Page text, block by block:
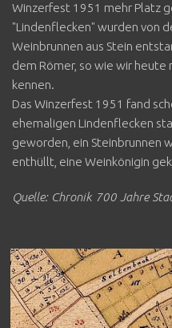
Winzerfest 1951 mehr Platz
"Lindenflecken" wurden von
Weinbrunnen aus Stein
dem Römer, so wie wir heute
kennen.
Das Winzerfest 1951 fand
ehemaligen Lindenflecken
geworden, ein Steinbrunnen
enthüllt, eine Weinkönigin
Quelle: Chronik 700 Jahre